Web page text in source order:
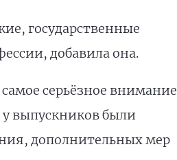
государственные
добавила она.
серьёзное внимание
у выпускников были
дополнительных мер